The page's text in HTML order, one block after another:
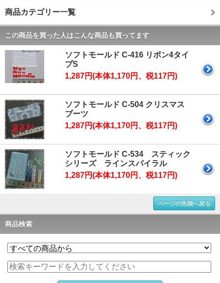
商品カテゴリー一覧
この商品を買った人はこんな商品も買ってます
ソフトモールド C-416 リボン4タイ
プS
1,287円(本体1,170円、税117円)
ソフトモールド C-504 クリスマス
ブーツ
1,287円(本体1,170円、税117円)
ソフトモールド C-534 スティック
シリーズ ラインスパイラル
1,287円(本体1,170円、税117円)
ページの先頭へ戻る
商品検索